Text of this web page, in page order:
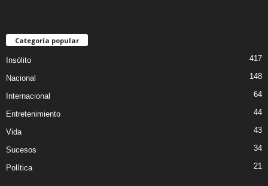
Categoría popular
Insólito 417
Nacional 148
Internacional 64
Entretenimiento 44
Vida 43
Sucesos 34
Política 21